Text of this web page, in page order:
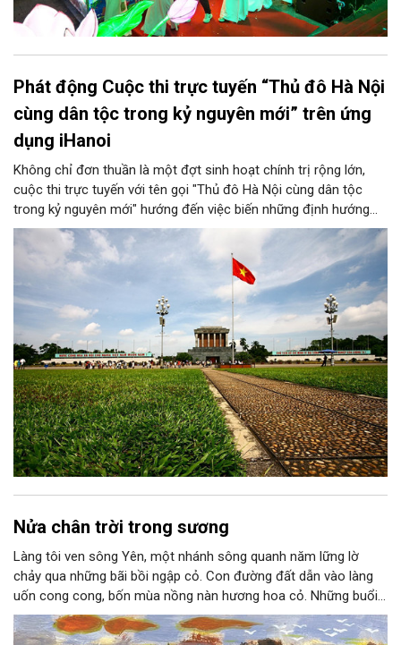
Phát động Cuộc thi trực tuyến “Thủ đô Hà Nội
cùng dân tộc trong kỷ nguyên mới” trên ứng
dụng iHanoi
Không chỉ đơn thuần là một đợt sinh hoạt chính trị rộng lớn,
cuộc thi trực tuyến với tên gọi "Thủ đô Hà Nội cùng dân tộc
trong kỷ nguyên mới" hướng đến việc biến những định hướng
chiến lược trong Nghị quyết số 02-NQ/TW của Bộ Chính trị
thành niềm tin, thành nhận thức chung của mỗi người dân.
Nửa chân trời trong sương
Làng tôi ven sông Yên, một nhánh sông quanh năm lững lờ
chảy qua những bãi bồi ngập cỏ. Con đường đất dẫn vào làng
uốn cong cong, bốn mùa nồng nàn hương hoa cỏ. Những buổi
hoàng hôn, khi nắng đã dịu xuống phía cuối sông, đám hoa tím
lại thẫm màu như có ai vừa rắc lên một lớp khói.